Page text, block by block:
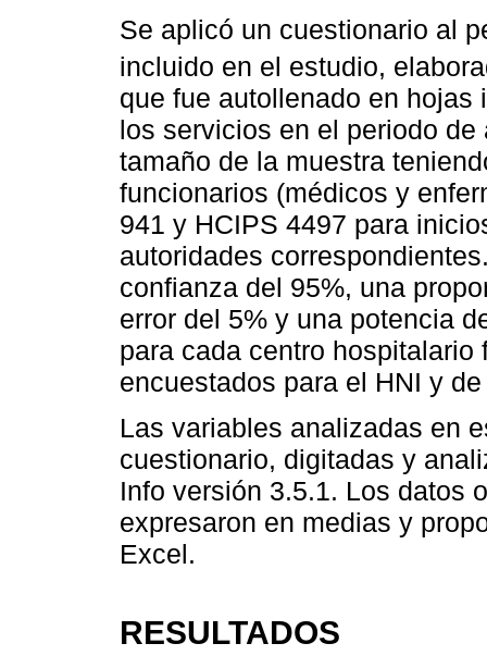
Se aplicó un cuestionario al
incluido en el estudio,
que fue autollenado en
los servicios en el periodo
tamaño de la muestra
funcionarios (médicos y
941 y HCIPS 4497 para
autoridades
confianza del 95%, una
error del 5% y una potencia
para cada centro
encuestados para el HNI y
Las variables analizadas en
cuestionario, digitadas y
Info versión 3.5.1. Los datos
expresaron en medias y
Excel.
RESULTADOS